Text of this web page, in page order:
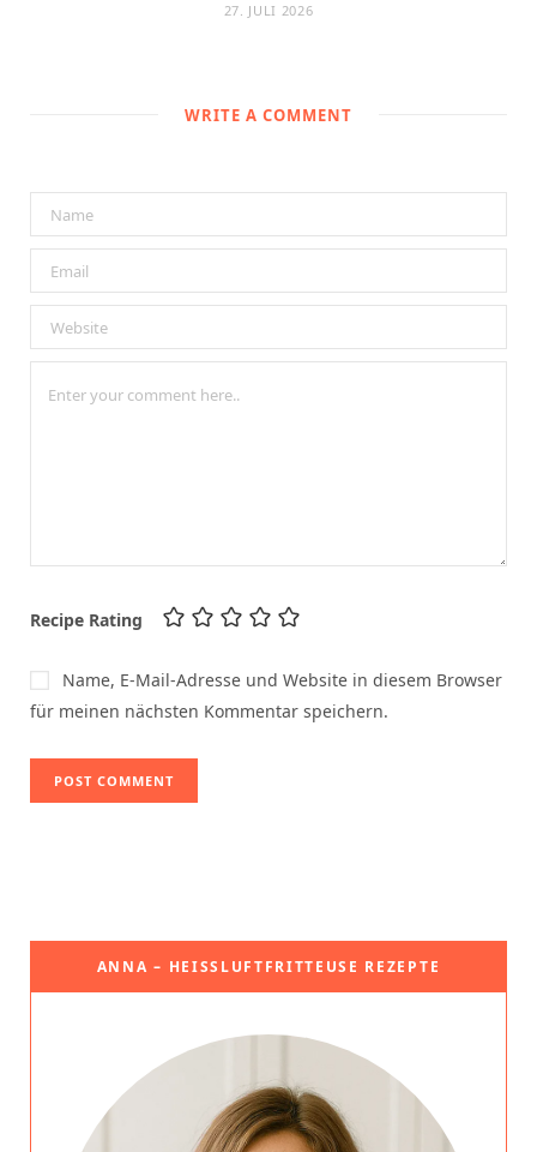
27. JULI 2026
WRITE A COMMENT
Recipe Rating
Name, E-Mail-Adresse und Website in diesem Browser
für meinen nächsten Kommentar speichern.
ANNA – HEISSLUFTFRITTEUSE REZEPTE